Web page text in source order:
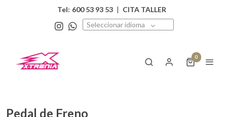
Tel: 600 53 93 53 | CITA TALLER
Seleccionar idioma
0
Pedal de Freno